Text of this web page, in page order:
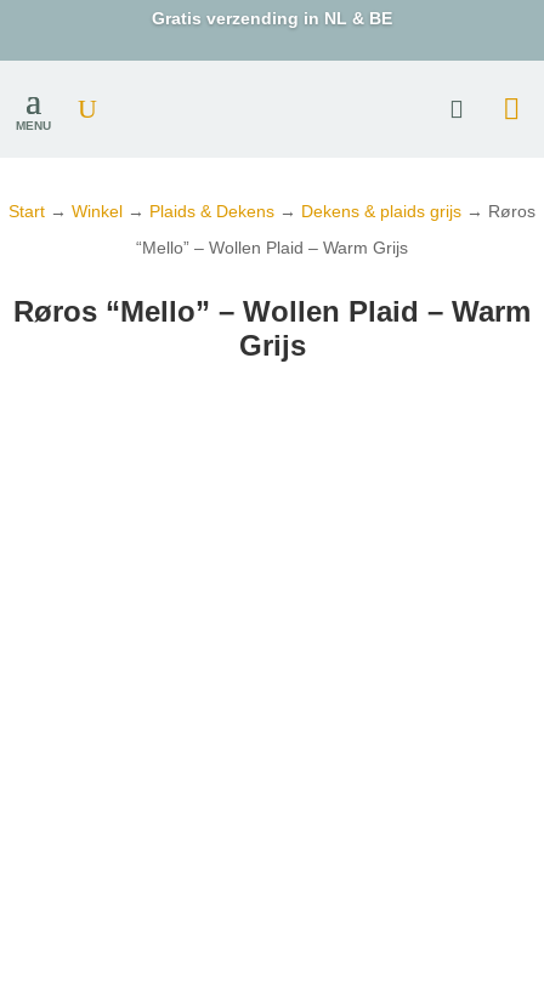
Gratis verzending in NL & BE
MENU
Start → Winkel → Plaids & Dekens → Dekens & plaids grijs → Røros
“Mello” – Wollen Plaid – Warm Grijs
Røros “Mello” – Wollen Plaid – Warm
Grijs